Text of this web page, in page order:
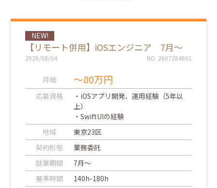
NEW!
【リモート併用】iOSエンジニア 7月～
2026/08/04 NO. 2607284601
月給 ～80万円
応募資格
・iOSアプリ開発、運用経験（5年以
上）
・SwiftUIの経験
地域
東京23区
契約形態
業務委託
就業期間
7月～
基準時間
140h-180h